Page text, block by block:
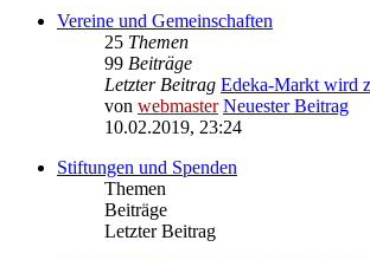
Vereine und Gemeinschaften
25 Themen
99 Beiträge
Letzter Beitrag Edeka-Markt wird
von webmaster Neuester Beitrag
10.02.2019, 23:24
Stiftungen und Spenden
Themen
Beiträge
Letzter Beitrag